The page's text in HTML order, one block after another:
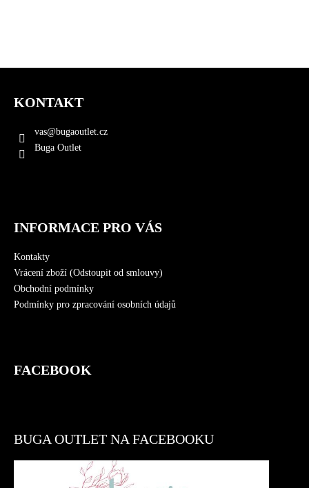
Z
KONTAKT
vas@bugaoutlet.cz
Buga Outlet
INFORMACE PRO VÁS
Kontakty
Vrácení zboží (Odstoupit od smlouvy)
Obchodní podmínky
Podmínky pro zpracování osobních údajů
FACEBOOK
BUGA OUTLET NA FACEBOOKU